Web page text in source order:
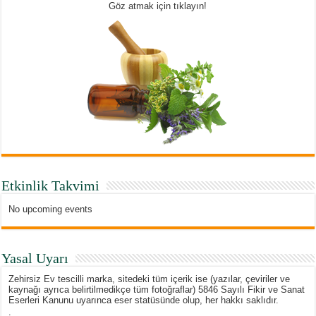
Göz atmak için tıklayın!
Etkinlik Takvimi
No upcoming events
Yasal Uyarı
Zehirsiz Ev tescilli marka, sitedeki tüm içerik ise (yazılar, çeviriler ve
kaynağı ayrıca belirtilmedikçe tüm fotoğraflar) 5846 Sayılı Fikir ve Sanat
Eserleri Kanunu uyarınca eser statüsünde olup, her hakkı saklıdır.